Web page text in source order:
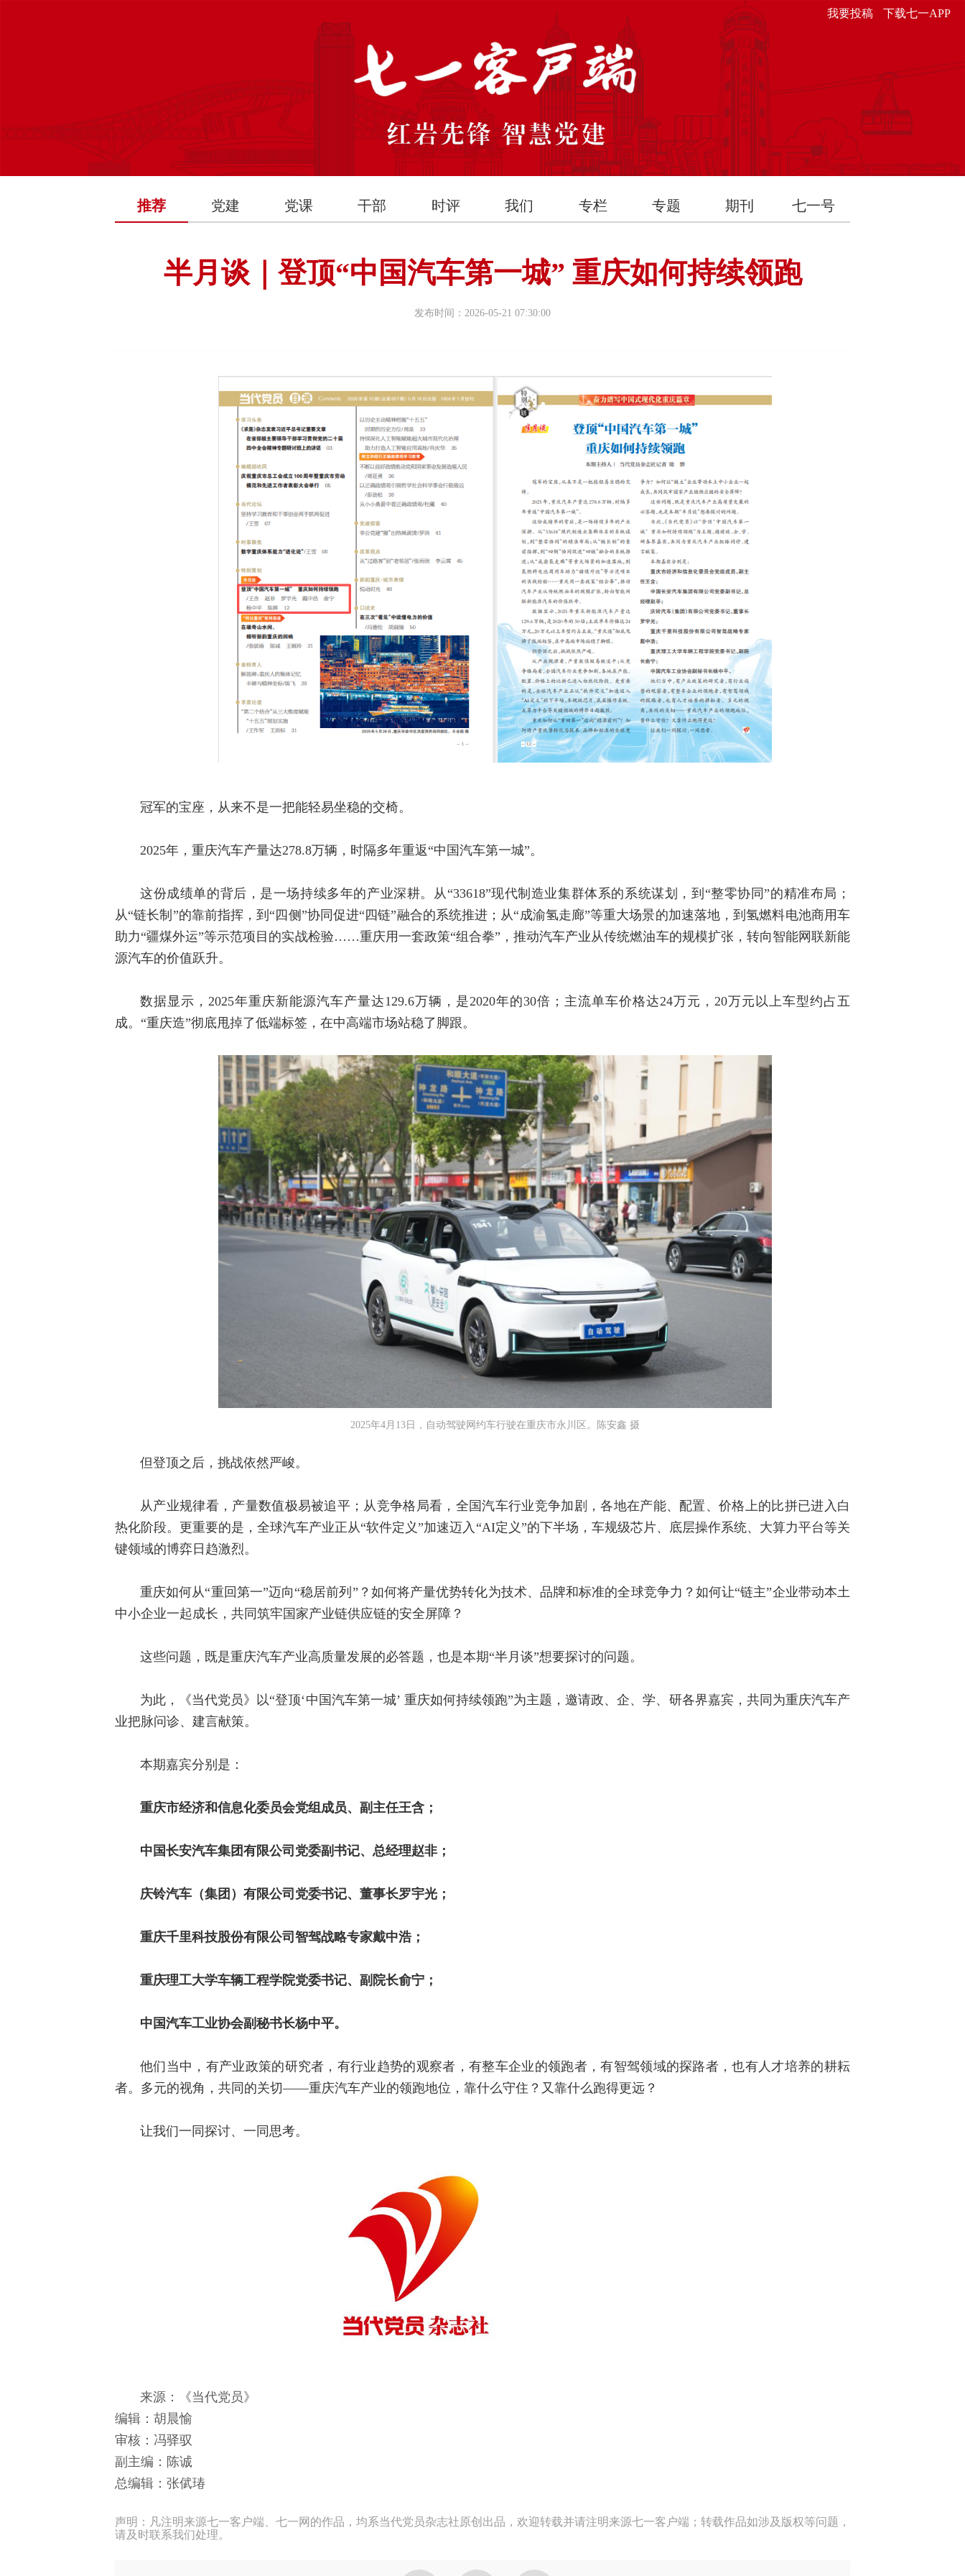
我要投稿 下载七一APP
推荐 党建 党课 干部 时评 我们 专栏 专题 期刊 七一号
半月谈｜登顶“中国汽车第一城” 重庆如何持续领跑
发布时间：2026-05-21 07:30:00
冠军的宝座，从来不是一把能轻易坐稳的交椅。
2025年，重庆汽车产量达278.8万辆，时隔多年重返“中国汽车第一城”。
这份成绩单的背后，是一场持续多年的产业深耕。从“33618”现代制造业集群体系的系统谋划，到“整零协同”的精准布局；
从“链长制”的靠前指挥，到“四侧”协同促进“四链”融合的系统推进；从“成渝氢走廊”等重大场景的加速落地，到氢燃料电池商用车
助力“疆煤外运”等示范项目的实战检验……重庆用一套政策“组合拳”，推动汽车产业从传统燃油车的规模扩张，转向智能网联新能
源汽车的价值跃升。
数据显示，2025年重庆新能源汽车产量达129.6万辆，是2020年的30倍；主流单车价格达24万元，20万元以上车型约占五
成。“重庆造”彻底甩掉了低端标签，在中高端市场站稳了脚跟。
2025年4月13日，自动驾驶网约车行驶在重庆市永川区。陈安鑫 摄
但登顶之后，挑战依然严峻。
从产业规律看，产量数值极易被追平；从竞争格局看，全国汽车行业竞争加剧，各地在产能、配置、价格上的比拼已进入白
热化阶段。更重要的是，全球汽车产业正从“软件定义”加速迈入“AI定义”的下半场，车规级芯片、底层操作系统、大算力平台等关
键领域的博弈日趋激烈。
重庆如何从“重回第一”迈向“稳居前列”？如何将产量优势转化为技术、品牌和标准的全球竞争力？如何让“链主”企业带动本土
中小企业一起成长，共同筑牢国家产业链供应链的安全屏障？
这些问题，既是重庆汽车产业高质量发展的必答题，也是本期“半月谈”想要探讨的问题。
为此，《当代党员》以“登顶‘中国汽车第一城’ 重庆如何持续领跑”为主题，邀请政、企、学、研各界嘉宾，共同为重庆汽车产
业把脉问诊、建言献策。
本期嘉宾分别是：
重庆市经济和信息化委员会党组成员、副主任王含；
中国长安汽车集团有限公司党委副书记、总经理赵非；
庆铃汽车（集团）有限公司党委书记、董事长罗宇光；
重庆千里科技股份有限公司智驾战略专家戴中浩；
重庆理工大学车辆工程学院党委书记、副院长俞宁；
中国汽车工业协会副秘书长杨中平。
他们当中，有产业政策的研究者，有行业趋势的观察者，有整车企业的领跑者，有智驾领域的探路者，也有人才培养的耕耘
者。多元的视角，共同的关切——重庆汽车产业的领跑地位，靠什么守住？又靠什么跑得更远？
让我们一同探讨、一同思考。
来源：《当代党员》
编辑：胡晨愉
审核：冯驿驭
副主编：陈诚
总编辑：张倵瑃
声明：凡注明来源七一客户端、七一网的作品，均系当代党员杂志社原创出品，欢迎转载并请注明来源七一客户端；转载作品如涉及版权等问题，
请及时联系我们处理。